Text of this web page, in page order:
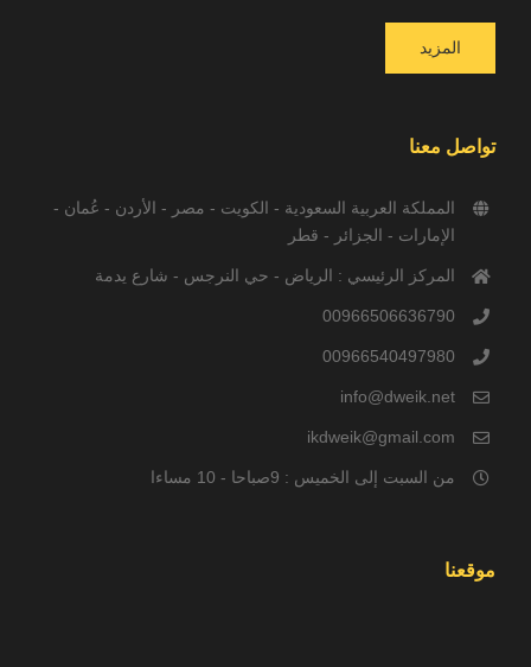
المزيد
تواصل معنا
المملكة العربية السعودية - الكويت - مصر - الأردن - عُمان -
الإمارات - الجزائر - قطر
المركز الرئيسي : الرياض - حي النرجس - شارع يدمة
00966506636790
00966540497980
info@dweik.net
ikdweik@gmail.com
من السبت إلى الخميس : 9صباحا - 10 مساءا
موقعنا